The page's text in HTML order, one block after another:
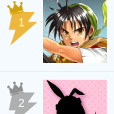
1
2